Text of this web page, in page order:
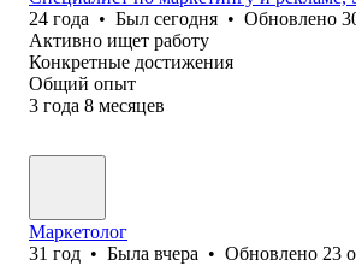
24 года • Был сегодня • Обновлено
Активно ищет работу
Конкретные достижения
Общий опыт
3 года 8 месяцев
Маркетолог
31 год • Была вчера • Обновлено 23